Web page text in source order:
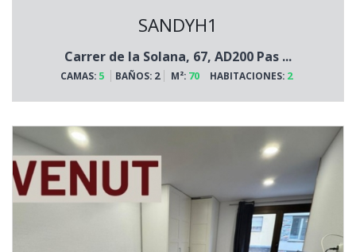
SANDYH1
Carrer de la Solana, 67, AD200 Pas ...
CAMAS: 5 BAÑOS: 2 M²: 70 HABITACIONES: 2